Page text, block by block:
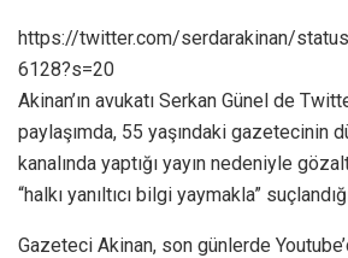
https://twitter.com/serdarakinan/
6128?s=20
Akinan’ın avukatı Serkan Günel de
paylaşımda, 55 yaşındaki gazetecinin
kanalında yaptığı yayın nedeniyle
“halkı yanıltıcı bilgi yaymakla”
Gazeteci Akinan, son günlerde